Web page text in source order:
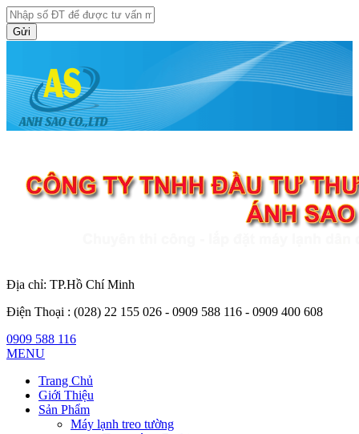
Gửi
Địa chỉ: TP.Hồ Chí Minh
Điện Thoại : (028) 22 155 026 - 0909 588 116 - 0909 400 608
0909 588 116
MENU
Trang Chủ
Giới Thiệu
Sản Phẩm
Máy lạnh treo tường